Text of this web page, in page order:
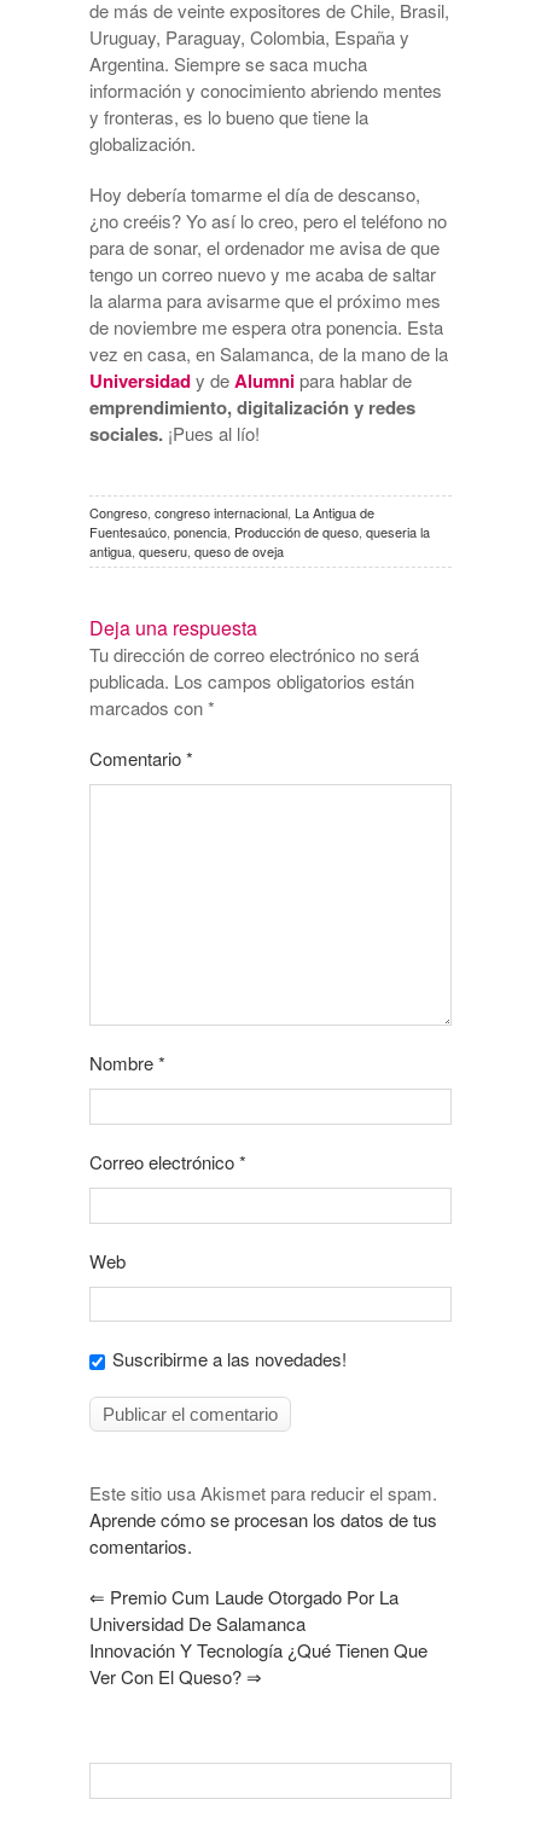
de más de veinte expositores de Chile, Brasil,
Uruguay, Paraguay, Colombia, España y
Argentina. Siempre se saca mucha
información y conocimiento abriendo mentes
y fronteras, es lo bueno que tiene la
globalización.
Hoy debería tomarme el día de descanso,
¿no creéis? Yo así lo creo, pero el teléfono no
para de sonar, el ordenador me avisa de que
tengo un correo nuevo y me acaba de saltar
la alarma para avisarme que el próximo mes
de noviembre me espera otra ponencia. Esta
vez en casa, en Salamanca, de la mano de la
Universidady deAlumnipara hablar de
emprendimiento, digitalización y redes
sociales. ¡Pues al lío!
Congreso congreso internacional La Antigua de
Fuentesaúco ponencia Producción de queso queseria la
antigua queseru queso de oveja
Deja una respuesta
Tu dirección de correo electrónico no será
publicada. Los campos obligatorios están
marcados con*
Comentario*
Nombre*
Correo electrónico*
Web
Suscribirme a las novedades!
Este sitio usa Akismet para reducir el spam.
Aprende cómo se procesan los datos de tus
comentarios.
⇐ Premio Cum Laude Otorgado Por La
Universidad De Salamanca
Innovación Y Tecnología ¿qué Tienen Que
Ver Con El Queso?⇒